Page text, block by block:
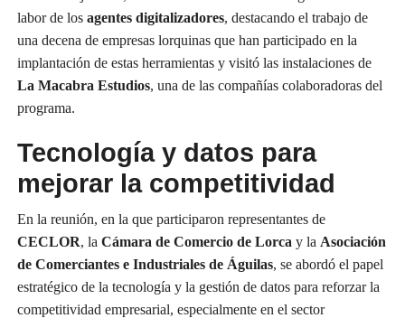
labor de los agentes digitalizadores, destacando el trabajo de
una decena de empresas lorquinas que han participado en la
implantación de estas herramientas y visitó las instalaciones de
La Macabra Estudios, una de las compañías colaboradoras del
programa.
Tecnología y datos para
mejorar la competitividad
En la reunión, en la que participaron representantes de
CECLOR, la Cámara de Comercio de Lorca y la Asociación
de Comerciantes e Industriales de Águilas, se abordó el papel
estratégico de la tecnología y la gestión de datos para reforzar la
competitividad empresarial, especialmente en el sector